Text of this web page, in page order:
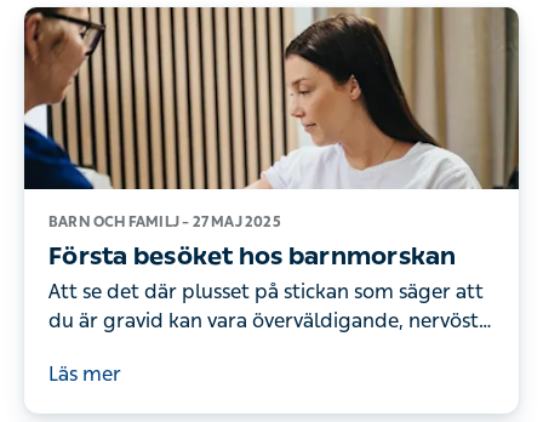
BARN OCH FAMILJ – 27 MAJ 2025
Första besöket hos barnmorskan
Att se det där plusset på stickan som säger att
du är gravid kan vara överväldigande, nervöst
och overkligt. Nästa steg är att kontakta din
barnmorskemottagning (BMM) för ett
Läs mer